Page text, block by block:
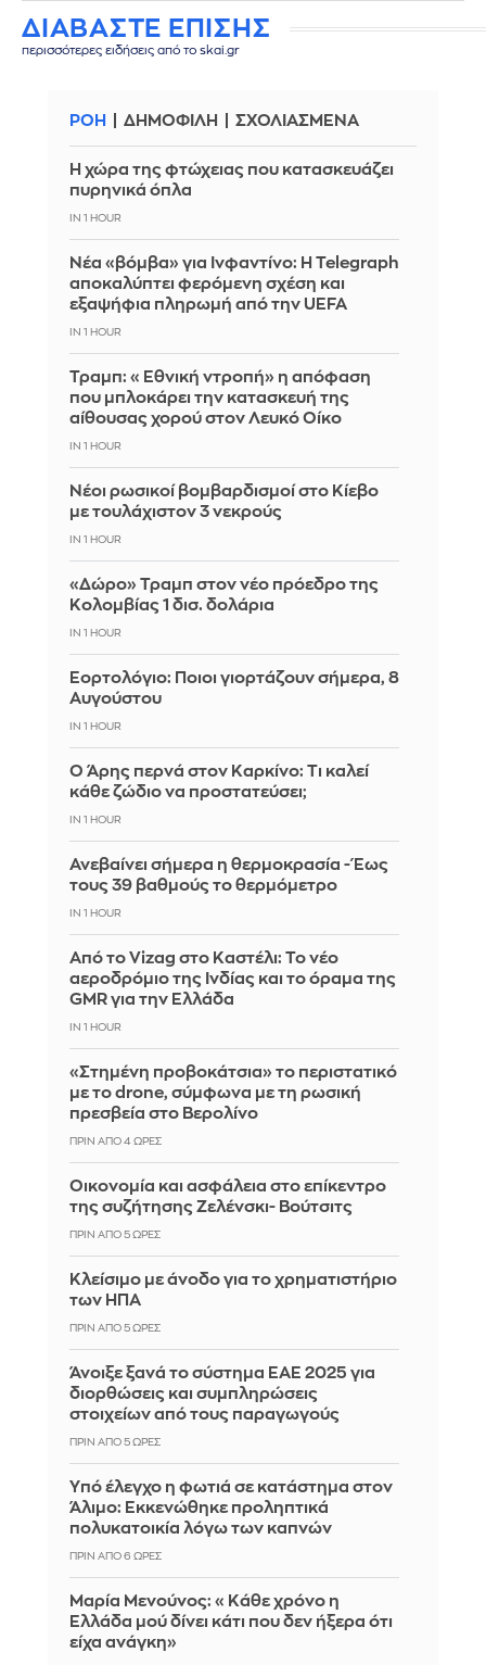
ΔΙΑΒΑΣΤΕ ΕΠΙΣΗΣ
περισσότερες ειδήσεις από το skai.gr
ΡΟΗ ΔΗΜΟΦΙΛΗ ΣΧΟΛΙΑΣΜΕΝΑ
Η χώρα της φτώχειας που κατασκευάζει
πυρηνικά όπλα
IN 1 HOUR
Νέα «βόμβα» για Ινφαντίνο: Η Telegraph
αποκαλύπτει φερόμενη σχέση και
εξαψήφια πληρωμή από την UEFA
IN 1 HOUR
Τραμπ: «Εθνική ντροπή» η απόφαση
που μπλοκάρει την κατασκευή της
αίθουσας χορού στον Λευκό Οίκο
IN 1 HOUR
Νέοι ρωσικοί βομβαρδισμοί στο Κίεβο
με τουλάχιστον 3 νεκρούς
IN 1 HOUR
«Δώρο» Τραμπ στον νέο πρόεδρο της
Κολομβίας 1 δισ. δολάρια
IN 1 HOUR
Εορτολόγιο: Ποιοι γιορτάζουν σήμερα, 8
Αυγούστου
IN 1 HOUR
Ο Άρης περνά στον Καρκίνο: Τι καλεί
κάθε ζώδιο να προστατεύσει;
IN 1 HOUR
Ανεβαίνει σήμερα η θερμοκρασία - Έως
τους 39 βαθμούς το θερμόμετρο
IN 1 HOUR
Από το Vizag στο Καστέλι: Το νέο
αεροδρόμιο της Ινδίας και το όραμα της
GMR για την Ελλάδα
IN 1 HOUR
«Στημένη προβοκάτσια» το περιστατικό
με το drone, σύμφωνα με τη ρωσική
πρεσβεία στο Βερολίνο
ΠΡΙΝ ΑΠΌ 4 ΏΡΕΣ
Οικονομία και ασφάλεια στο επίκεντρο
της συζήτησης Ζελένσκι- Βούτσιτς
ΠΡΙΝ ΑΠΌ 5 ΏΡΕΣ
Κλείσιμο με άνοδο για το χρηματιστήριο
των ΗΠΑ
ΠΡΙΝ ΑΠΌ 5 ΏΡΕΣ
Άνοιξε ξανά το σύστημα ΕΑΕ 2025 για
διορθώσεις και συμπληρώσεις
στοιχείων από τους παραγωγούς
ΠΡΙΝ ΑΠΌ 5 ΏΡΕΣ
Yπό έλεγχο η φωτιά σε κατάστημα στον
Άλιμο: Εκκενώθηκε προληπτικά
πολυκατοικία λόγω των καπνών
ΠΡΙΝ ΑΠΌ 6 ΏΡΕΣ
Μαρία Μενούνος: «Κάθε χρόνο η
Ελλάδα μού δίνει κάτι που δεν ήξερα ότι
είχα ανάγκη»